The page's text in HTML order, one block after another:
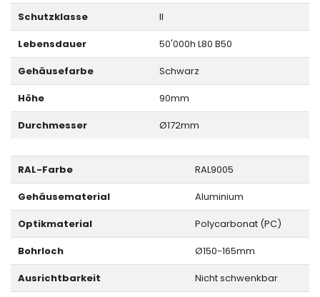
Schutzklasse
II
Lebensdauer
50'000h L80 B50
Gehäusefarbe
Schwarz
Höhe
90mm
Durchmesser
Ø172mm
RAL-Farbe
RAL9005
Gehäusematerial
Aluminium
Optikmaterial
Polycarbonat (PC)
Bohrloch
Ø150-165mm
Ausrichtbarkeit
Nicht schwenkbar